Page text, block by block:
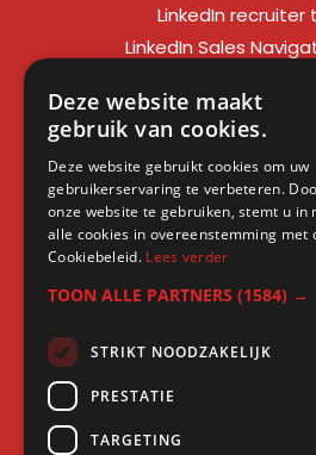
LinkedIn recruiter
LinkedIn Sales
LinkedIn sales
Social media
LinkedIn expert
LinkedIn
LinkedIn
Cursus LinkedIn
LinkedIn
Deze website maakt
gebruik van cookies.
Deze website gebruikt cookies om uw
gebruikerservaring te verbeteren.
onze website te gebruiken, stemt u in
alle cookies in overeenstemming met
Cookiebeleid. Lees verder
TOON ALLE PARTNERS (1584) →
STRIKT NOODZAKELIJK
PRESTATIE
TARGETING